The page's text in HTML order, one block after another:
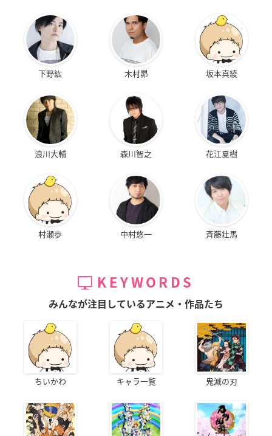
下野紘 木村昴 坂本真綾
浪川大輔 森川智之 花江夏樹
村瀬歩 中村悠一 斉藤壮馬
KEYWORDS
みんなが注目しているアニメ・作品たち
ちいかわ キャラ一覧 鬼滅の刃